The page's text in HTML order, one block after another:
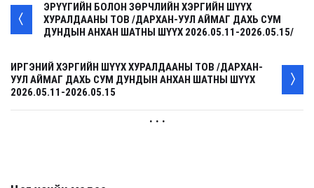
ЭРҮҮГИЙН БОЛОН ЗӨРЧЛИЙН ХЭРГИЙН ШҮҮХ
ХУРАЛДААНЫ ТОВ /ДАРХАН-УУЛ АЙМАГ ДАХЬ СУМ
ДУНДЫН АНХАН ШАТНЫ ШҮҮХ 2026.05.11-2026.05.15/
ИРГЭНИЙ ХЭРГИЙН ШҮҮХ ХУРАЛДААНЫ ТОВ /ДАРХАН-
УУЛ АЙМАГ ДАХЬ СУМ ДУНДЫН АНХАН ШАТНЫ ШҮҮХ
2026.05.11-2026.05.15
. . .